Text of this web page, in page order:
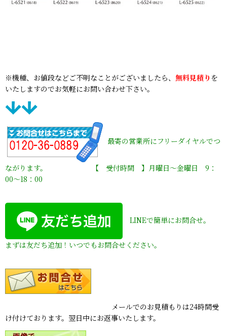
※機種、お値段などご不明なことがございましたら、 無料見積り を
いたしますのでお気軽にお問い合わせ下さい。
最寄の営業所にフリーダイヤルでつ
ながります。 【 受付時間 】月曜日〜金曜日 9：
00〜18：00
LINEで簡単にお問合せ。
まずは友だち追加！いつでもお問合せください。
メールでのお見積もりは24時間受
け付けております。翌日中にお返事いたします。